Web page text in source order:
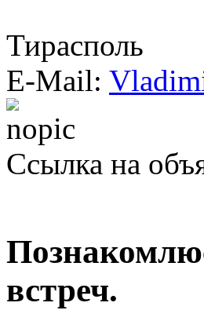
Тирасполь
E-Mail:
Ссылка на
встреч.